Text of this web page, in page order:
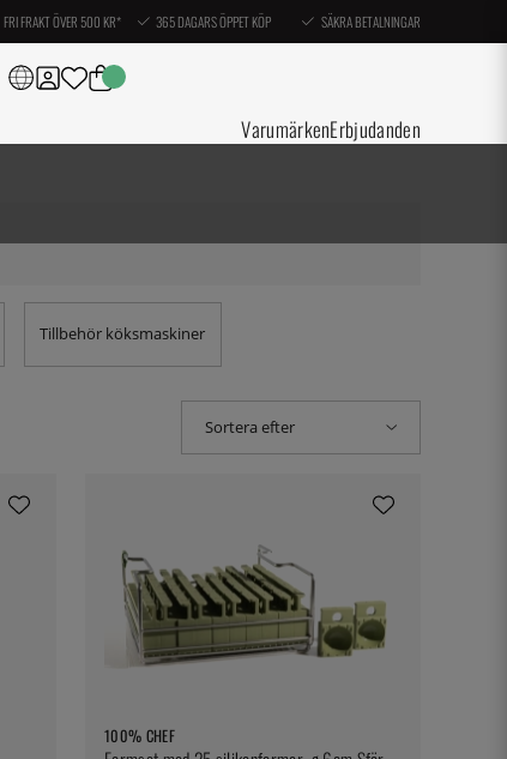
FRI FRAKT ÖVER 500 KR* 365 DAGARS ÖPPET KÖP SÄKRA BETALNINGAR
VarumärkenErbjudanden
Tillbehör köksmaskiner
Sortera efter
100% CHEF